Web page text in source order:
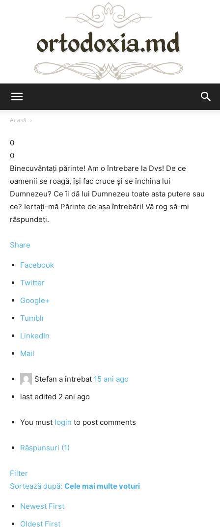
Acasă
0
0
Binecuvântaţi părinte! Am o întrebare la Dvs! De ce
oamenii se roagă, îşi fac cruce şi se închina lui
Dumnezeu? Ce îi dă lui Dumnezeu toate asta putere sau
ce? Iertaţi-mă Părinte de aşa întrebări! Vă rog să-mi
răspundeţi.
Share
Facebook
Twitter
Google+
Tumblr
LinkedIn
Mail
Stefan a întrebat 15 ani ago
last edited 2 ani ago
You must login to post comments
Răspunsuri (1)
Filter
Sortează după: Cele mai multe voturi
Newest First
Oldest First